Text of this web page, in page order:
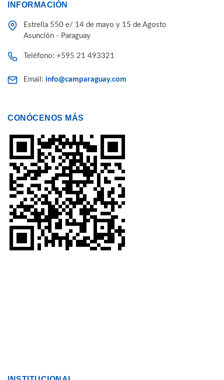
INFORMACIÓN
Estrella 550 e/ 14 de mayo y 15 de Agosto
Asunción - Paraguay
Teléfono: +595 21 493321
Email: info@camparaguay.com
CONÓCENOS MÁS